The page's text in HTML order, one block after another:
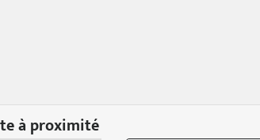
à proximité